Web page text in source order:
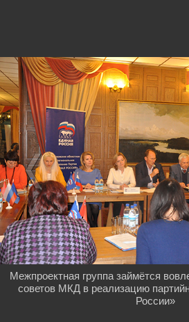
Межпроектная группа займётся
советов МКД в реализацию
России»